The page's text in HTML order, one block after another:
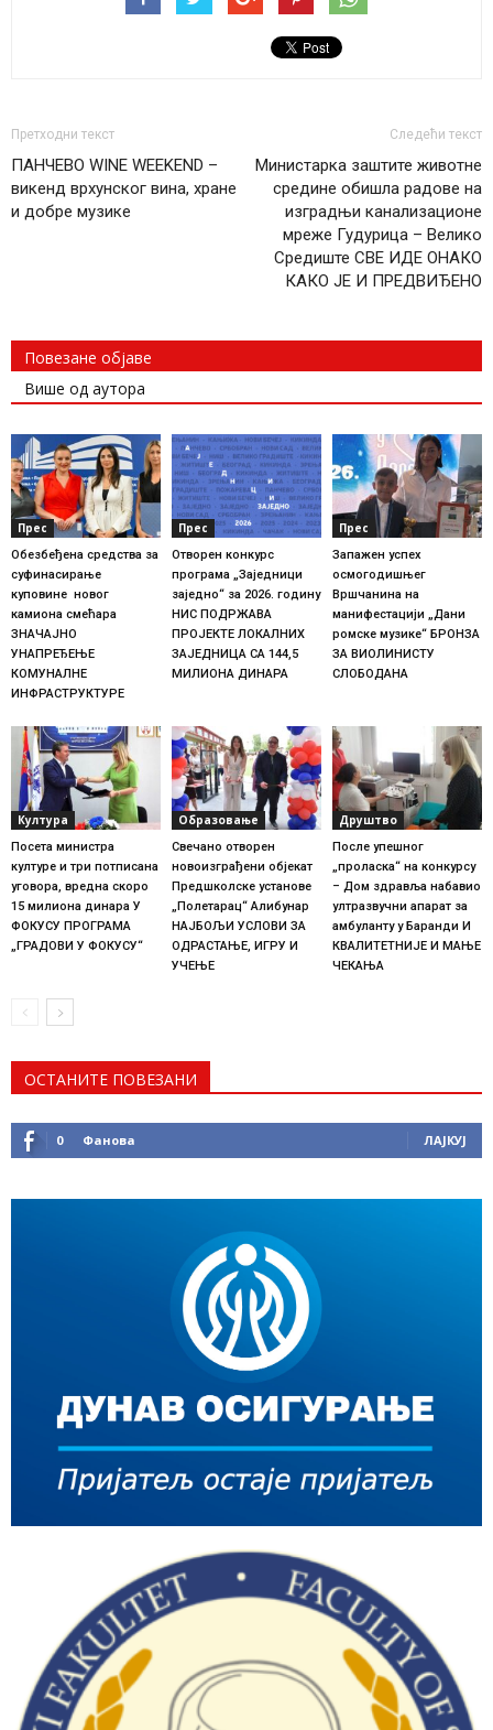
Претходни текст
ПАНЧЕВО WINE WEEKEND –
викенд врхунског вина, хране
и добре музике
Следећи текст
Министарка заштите животне
средине обишла радове на
изградњи канализационе
мреже Гудурица – Велико
Средиште СВЕ ИДЕ ОНАКО
КАКО ЈЕ И ПРЕДВИЂЕНО
Повезане објаве
Више од аутора
Прес
Обезбеђена средства за
суфинасирање
куповине новог
камиона смећара
ЗНАЧАЈНО
УНАПРЕЂЕЊЕ
КОМУНАЛНЕ
ИНФРАСТРУКТУРЕ
Прес
Отворен конкурс
програма „Заједници
заједно“ за 2026. годину
НИС ПОДРЖАВА
ПРОЈЕКТЕ ЛОКАЛНИХ
ЗАЈЕДНИЦА СА 144,5
МИЛИОНА ДИНАРА
Прес
Запажен успех
осмогодишњег
Вршчанина на
манифестацији „Дани
ромске музике“ БРОНЗА
ЗА ВИОЛИНИСТУ
СЛОБОДАНА
Култура
Посета министра
културе и три потписана
уговора, вредна скоро
15 милиона динара У
ФОКУСУ ПРОГРАМА
„ГРАДОВИ У ФОКУСУ“
Образовање
Свечано отворен
новоизграђени објекат
Предшколске установе
„Полетарац“ Алибунар
НАЈБОЉИ УСЛОВИ ЗА
ОДРАСТАЊЕ, ИГРУ И
УЧЕЊЕ
Друштво
После упешног
„проласка“ на конкурсу
– Дом здравља набавио
ултразвучни апарат за
амбуланту у Баранди И
КВАЛИТЕТНИЈЕ И МАЊЕ
ЧЕКАЊА
ОСТАНИТЕ ПОВЕЗАНИ
0 Фанова ЛАЈКУЈ